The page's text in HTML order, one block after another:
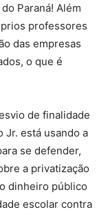
Paraná! Além
professores
das empresas
o que é
de finalidade
Jr. está usando a
se defender,
a privatização
dinheiro público
escolar contra